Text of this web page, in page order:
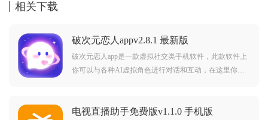
相关下载
破次元恋人appv2.8.1 最新版
破次元恋人app是一款虚拟社交类手机软件，此款软件上
你可以与各种AI虚拟角色进行对话和互动，在这里你可
护在你的身旁。对破次元恋人app感兴趣的用户不要错
电视直播助手免费版v1.1.0 手机版